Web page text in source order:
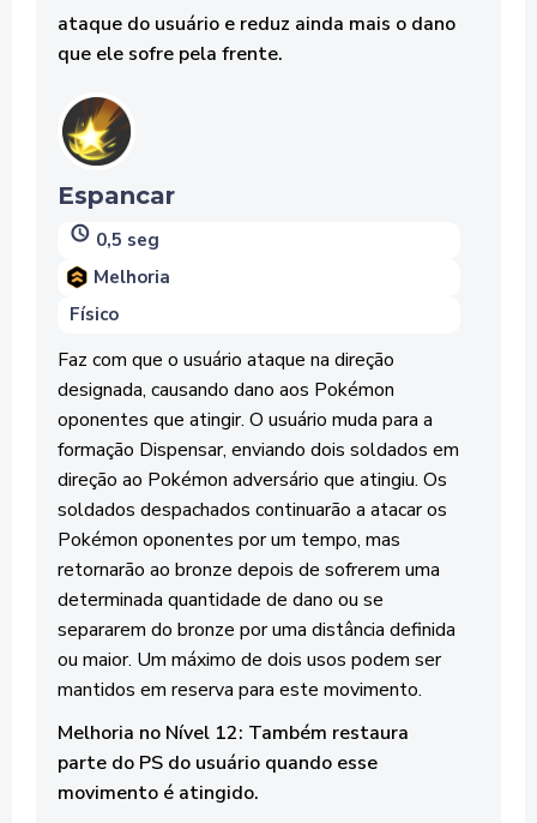
ataque do usuário e reduz ainda mais o dano
que ele sofre pela frente.
Espancar
0,5 seg
Melhoria
Físico
Faz com que o usuário ataque na direção
designada, causando dano aos Pokémon
oponentes que atingir. O usuário muda para a
formação Dispensar, enviando dois soldados em
direção ao Pokémon adversário que atingiu. Os
soldados despachados continuarão a atacar os
Pokémon oponentes por um tempo, mas
retornarão ao bronze depois de sofrerem uma
determinada quantidade de dano ou se
separarem do bronze por uma distância definida
ou maior. Um máximo de dois usos podem ser
mantidos em reserva para este movimento.
Melhoria no Nível 12: Também restaura
parte do PS do usuário quando esse
movimento é atingido.